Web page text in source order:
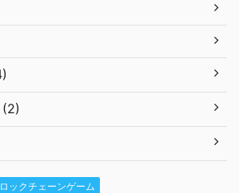
ックチェーンゲーム